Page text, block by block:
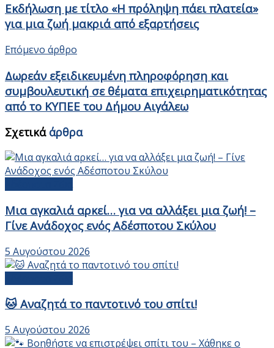
Εκδήλωση με τίτλο «Η πρόληψη πάει πλατεία»
για μια ζωή μακριά από εξαρτήσεις
Επόμενο άρθρο
Δωρεάν εξειδικευμένη πληροφόρηση και
συμβουλευτική σε θέματα επιχειρηματικότητας
από το ΚΥΠΕΕ του Δήμου Αιγάλεω
Σχετικάάρθρα
Μια αγκαλιά αρκεί… για να αλλάξει μια ζωή! –
Γίνε Ανάδοχος ενός Αδέσποτου Σκύλου
5 Αυγούστου 2026
🐱 Αναζητά το παντοτινό του σπίτι!
5 Αυγούστου 2026